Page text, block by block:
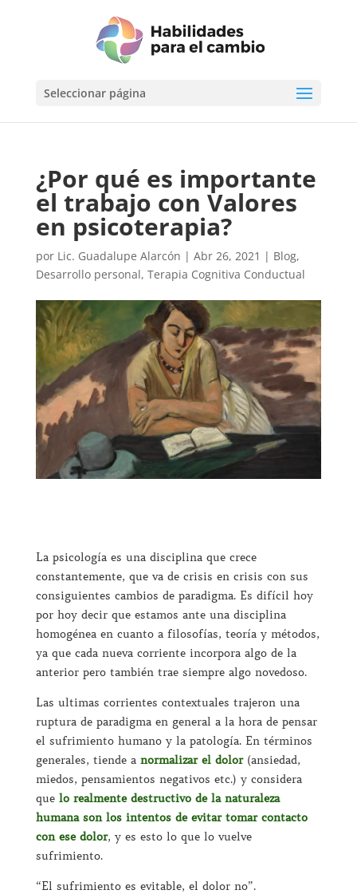
Seleccionar página
¿Por qué es importante
el trabajo con Valores
en psicoterapia?
por Lic. Guadalupe Alarcón | Abr 26, 2021 | Blog,
Desarrollo personal, Terapia Cognitiva Conductual
La psicología es una disciplina que crece
constantemente, que va de crisis en crisis con sus
consiguientes cambios de paradigma. Es difícil hoy
por hoy decir que estamos ante una disciplina
homogénea en cuanto a filosofías, teoría y métodos,
ya que cada nueva corriente incorpora algo de la
anterior pero también trae siempre algo novedoso.
Las ultimas corrientes contextuales trajeron una
ruptura de paradigma en general a la hora de pensar
el sufrimiento humano y la patología. En términos
generales, tiende a normalizar el dolor(ansiedad,
miedos, pensamientos negativos etc.) y considera
quelo realmente destructivo de la naturaleza
humana son los intentos de evitar tomar contacto
con ese dolor, y es esto lo que lo vuelve
sufrimiento.
“El sufrimiento es evitable, el dolor no”.